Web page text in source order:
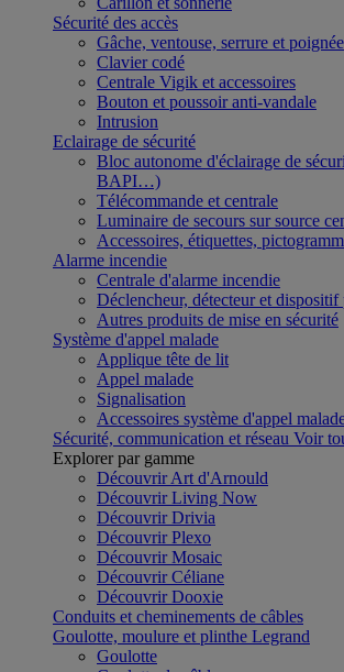
Sécurité des accès
Gâche, ventouse, serrure et poignée
Clavier codé
Centrale Vigik et accessoires
Bouton et poussoir anti-vandale
Intrusion
Eclairage de sécurité
Bloc autonome d'éclairage de
BAPI…)
Télécommande et centrale
Luminaire de secours sur source
Accessoires, étiquettes,
Alarme incendie
Centrale d'alarme incendie
Déclencheur, détecteur et
Autres produits de mise en sécurité
Système d'appel malade
Applique tête de lit
Appel malade
Signalisation
Accessoires système d'appel
Sécurité, communication et réseau Voir
Explorer par gamme
Découvrir Art d'Arnould
Découvrir Living Now
Découvrir Drivia
Découvrir Plexo
Découvrir Mosaic
Découvrir Céliane
Découvrir Dooxie
Conduits et cheminements de câbles
Goulotte, moulure et plinthe Legrand
Goulotte